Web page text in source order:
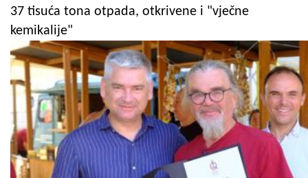
37 tisuća tona otpada, otkrivene i "vječne
kemikalije"